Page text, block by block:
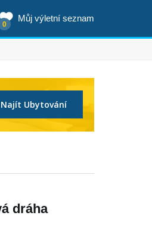
Můj výletní seznam
0
Najít Ubytování
dráha